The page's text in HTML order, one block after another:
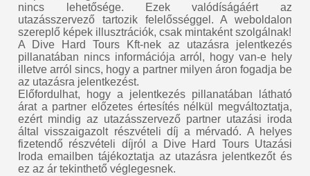
nincs lehetősége. Ezek valódíságáért az
utazásszervező tartozik felelősséggel. A weboldalon
szereplő képek illusztrációk, csak mintaként szolgálnak!
A Dive Hard Tours Kft-nek az utazásra jelentkezés
pillanatában nincs információja arról, hogy van-e hely
illetve arról sincs, hogy a partner milyen áron fogadja be
az utazásra jelentkezést.
Előfordulhat, hogy a jelentkezés pillanatában látható
árat a partner előzetes értesítés nélkül megváltoztatja,
ezért mindig az utazásszervező partner utazási iroda
által visszaigazolt részvételi díj a mérvadó. A helyes
fizetendő részvételi díjról a Dive Hard Tours Utazási
Iroda emailben tájékoztatja az utazásra jelentkezőt és
ez az ár tekinthető véglegesnek.